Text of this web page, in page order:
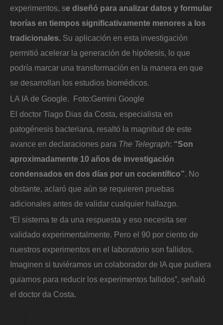
experimentos, se diseñó para analizar datos y formular
teorías en tiempos significativamente menores a los
tradicionales. Su aplicación en esta investigación
permitió acelerar la generación de hipótesis, lo que
podría marcar una transformación en la manera en que
se desarrollan los estudios biomédicos.
LA IA de Google.
Foto:Gemini Google
El doctor Tiago Dias da Costa, especialista en
patogénesis bacteriana, resaltó la magnitud de este
avance en declaraciones para The Telegraph: “Son
aproximadamente 10 años de investigación
condensados en dos días por un cocientífico”. No
obstante, aclaró que aún se requieren pruebas
adicionales antes de validar cualquier hallazgo.
“El sistema te da una respuesta y eso necesita ser
validado experimentalmente. Pero el 90 por ciento de
nuestros experimentos en el laboratorio son fallidos.
Imaginen si tuviéramos un colaborador de IA que pudiera
guiarnos para reducir los experimentos fallidos”, señaló
el doctor da Costa.